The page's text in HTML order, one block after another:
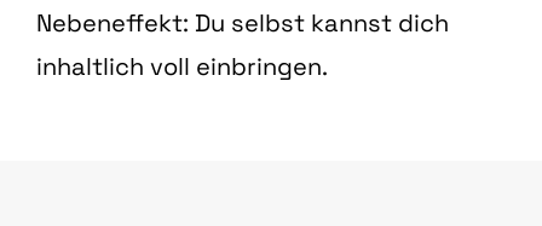
Nebeneffekt: Du selbst kannst dich
inhaltlich voll einbringen.